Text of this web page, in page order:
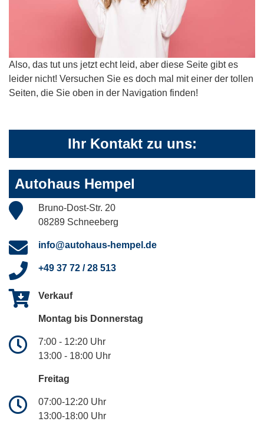
Also, das tut uns jetzt echt leid, aber diese Seite gibt es
leider nicht! Versuchen Sie es doch mal mit einer der tollen
Seiten, die Sie oben in der Navigation finden!
Ihr Kontakt zu uns:
Autohaus Hempel
Bruno-Dost-Str. 20
08289 Schneeberg
info@autohaus-hempel.de
+49 37 72 / 28 513
Verkauf
Montag bis Donnerstag
7:00 - 12:20 Uhr
13:00 - 18:00 Uhr
Freitag
07:00-12:20 Uhr
13:00-18:00 Uhr